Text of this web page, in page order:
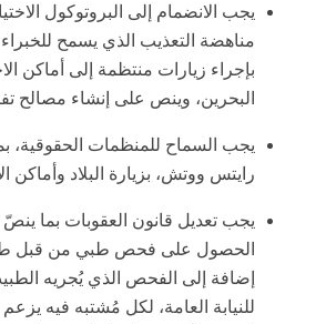
يجب الانضمام إلى البروتوكول
مناهضة التعذيب الذي يسمح للخبراء
بإجراء زيارات منتظمة إلى أماكن
البحرين، وينص على إنشاء مصالح
يجب السماح للمنظمات الحقوقية،
رايتس ووتش، بزيارة البلاد وأماكن
يجب تعديل قانون العقوبات بما
الحصول على فحص طبي من قبل
إضافة إلى الفحص الذي يُجريه
للنيابة العامة، لكل مُشتبه فيه